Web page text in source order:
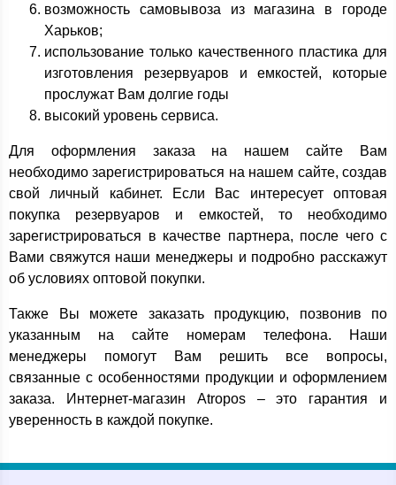
возможность самовывоза из магазина в городе
Харьков;
использование только качественного пластика для
изготовления резервуаров и емкостей, которые
прослужат Вам долгие годы
высокий уровень сервиса.
Для оформления заказа на нашем сайте Вам
необходимо зарегистрироваться на нашем сайте, создав
свой личный кабинет. Если Вас интересует оптовая
покупка резервуаров и емкостей, то необходимо
зарегистрироваться в качестве партнера, после чего с
Вами свяжутся наши менеджеры и подробно расскажут
об условиях оптовой покупки.
Также Вы можете заказать продукцию, позвонив по
указанным на сайте номерам телефона. Наши
менеджеры помогут Вам решить все вопросы,
связанные с особенностями продукции и оформлением
заказа. Интернет-магазин Atropos – это гарантия и
уверенность в каждой покупке.